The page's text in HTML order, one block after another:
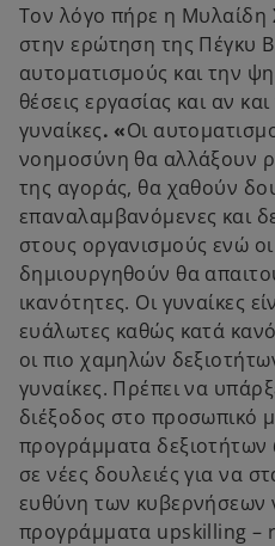
Τον λόγο πήρε η
στην ερώτηση της Πέγκυ
αυτοματισμούς και την
θέσεις εργασίας και αν
γυναίκες. «Οι
νοημοσύνη θα αλλάξουν
της αγοράς, θα χαθούν
επαναλαμβανόμενες και
στους οργανισμούς ενώ
δημιουργηθούν θα
ικανότητες. Οι γυναίκες
ευάλωτες καθώς κατά
οι πιο χαμηλών
γυναίκες. Πρέπει να
διέξοδος στο προσωπικό
προγράμματα
σε νέες δουλειές για να
ευθύνη των κυβερνήσεων
προγράμματα upskilling –